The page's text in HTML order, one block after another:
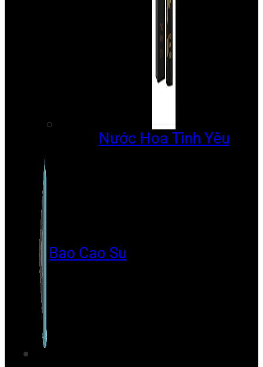
Nước Hoa Tình Yêu
Bao Cao Su